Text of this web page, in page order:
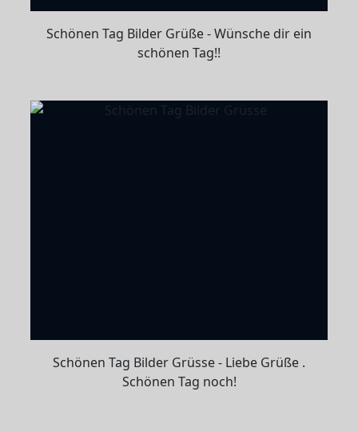
Schönen Tag Bilder Grüße - Wünsche dir ein
schönen Tag!!
Schönen Tag Bilder Grüsse - Liebe Grüße .
Schönen Tag noch!